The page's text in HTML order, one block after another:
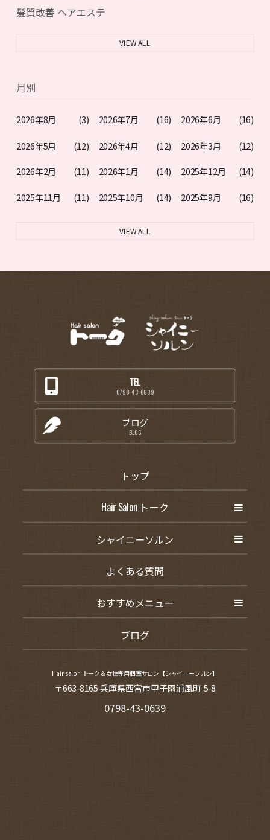
髪質改善 ヘアエステ
VIEW ALL
月別
2026年8月 (3) 2026年7月 (16) 2026年6月 (16)
2026年5月 (12) 2026年4月 (12) 2026年3月 (12)
2026年2月 (11) 2026年1月 (14) 2025年12月 (14)
2025年11月 (11) 2025年10月 (14) 2025年9月 (16)
VIEW ALL
TEL
0798-43-0639
ブログ
BLOG
トップ
Hair Salon トーク
シャイニーソルン
よくある質問
おすすめメニュー
ブログ
Hair salon トーク＆女性専用個室サロン【シャイニーソルン】
〒663-8165 兵庫県西宮市甲子園浦風町 5-8
0798-43-0639